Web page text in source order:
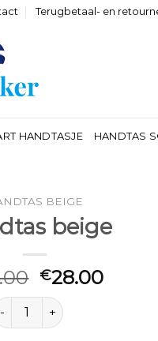
Terugbetaal- en
HANDTASJE HANDTAS
BEIGE
beige
€28.00
beige aantal